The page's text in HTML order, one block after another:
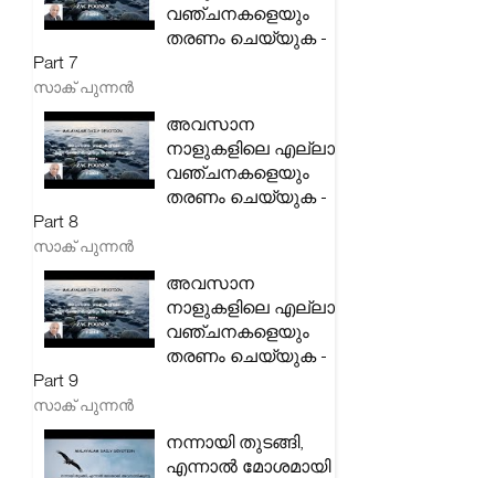
വഞ്ചനകളെയും
തരണം ചെയ്യുക -
Part 7
സാക് പുന്നൻ
അവസാന
നാളുകളിലെ എല്ലാ
വഞ്ചനകളെയും
തരണം ചെയ്യുക -
Part 8
സാക് പുന്നൻ
അവസാന
നാളുകളിലെ എല്ലാ
വഞ്ചനകളെയും
തരണം ചെയ്യുക -
Part 9
സാക് പുന്നൻ
നന്നായി തുടങ്ങി,
എന്നാൽ മോശമായി